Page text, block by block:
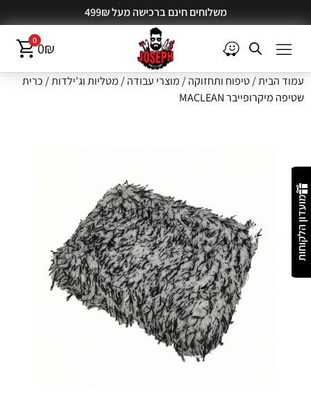
משלוחים חינם ברכישה מעל 499₪
00₪
מועדון הלקוחות
עמוד הבית/טיפוח ותחזוקה/ מוצרי עבודה/ מטליות וג'ילדות/ כרית
שטיפה מיקרופייבר MACLEAN